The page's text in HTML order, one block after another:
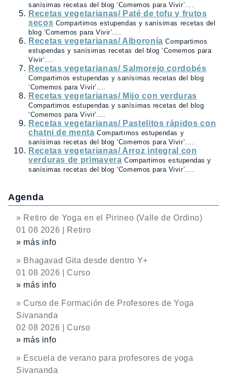
sanísimas recetas del blog ‘Comemos para Vivir’....
Recetas vegetarianas/ Paté de tofu y frutos
secos Compartimos estupendas y sanísimas recetas del
blog ‘Comemos para Vivir’....
Recetas vegetarianas/ Alboronía Compartimos
estupendas y sanísimas recetas del blog ‘Comemos para
Vivir’....
Recetas vegetarianas/ Salmorejo cordobés
Compartimos estupendas y sanísimas recetas del blog
‘Comemos para Vivir’....
Recetas vegetarianas/ Mijo con verduras
Compartimos estupendas y sanísimas recetas del blog
‘Comemos para Vivir’....
Recetas vegetarianas/ Pastelitos rápidos con
chatni de menta Compartimos estupendas y
sanísimas recetas del blog ‘Comemos para Vivir’....
Recetas vegetarianas/ Arroz integral con
verduras de primavera Compartimos estupendas y
sanísimas recetas del blog ‘Comemos para Vivir’....
Agenda
» Retiro de Yoga en el Pirineo (Valle de Ordino)
01 08 2026 | Retiro
» más info
» Bhagavad Gita desde dentro Y+
01 08 2026 | Curso
» más info
» Curso de Formación de Profesores de Yoga
Sivananda
02 08 2026 | Curso
» más info
» Escuela de verano para profesores de yoga
Sivananda